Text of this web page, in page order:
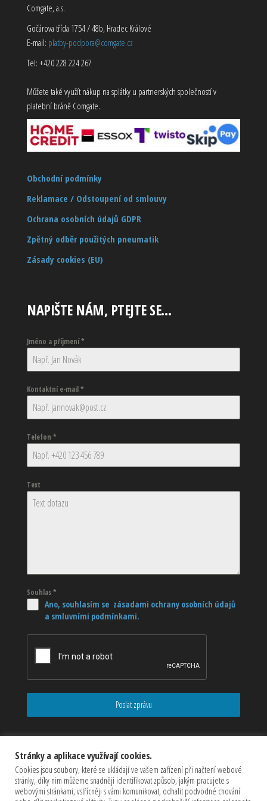
Comgate, a.s.
Gočárova třída 1754 / 48b, Hradec Králové
E-mail: platby-podpora@comgate.cz
Tel: +420 228 224 267
Můžete také využít nákup na splátky u partnerských společností v
platební bráně Comgate.
Obchodní podmínky
Reklamace / Odstoupení od smlouvy
Ochrana osobních údajů GDPR
Zpětný odběr použitých pneumatik
Zásady cookies (EU)
NAPIŠTE NÁM, PTEJTE SE…
Jméno a příjmení*
Kontaktní e-mail*
Telefon *
Text
Souhlas*
Ano, souhlasím se zásadami ochrany osobních údajů
a smluvními podmínkami.
Poslat zprávu
Stránky a aplikace využívají cookies.
Cookies jsou soubory, které se ukládají ve vašem zařízení při načtení webové
stránky, díky nim můžeme snadněji identifikovat způsob, jakým pracujete s
webovými stránkami, vstřícněji s vámi komunikovat, odhalit podvodné chování